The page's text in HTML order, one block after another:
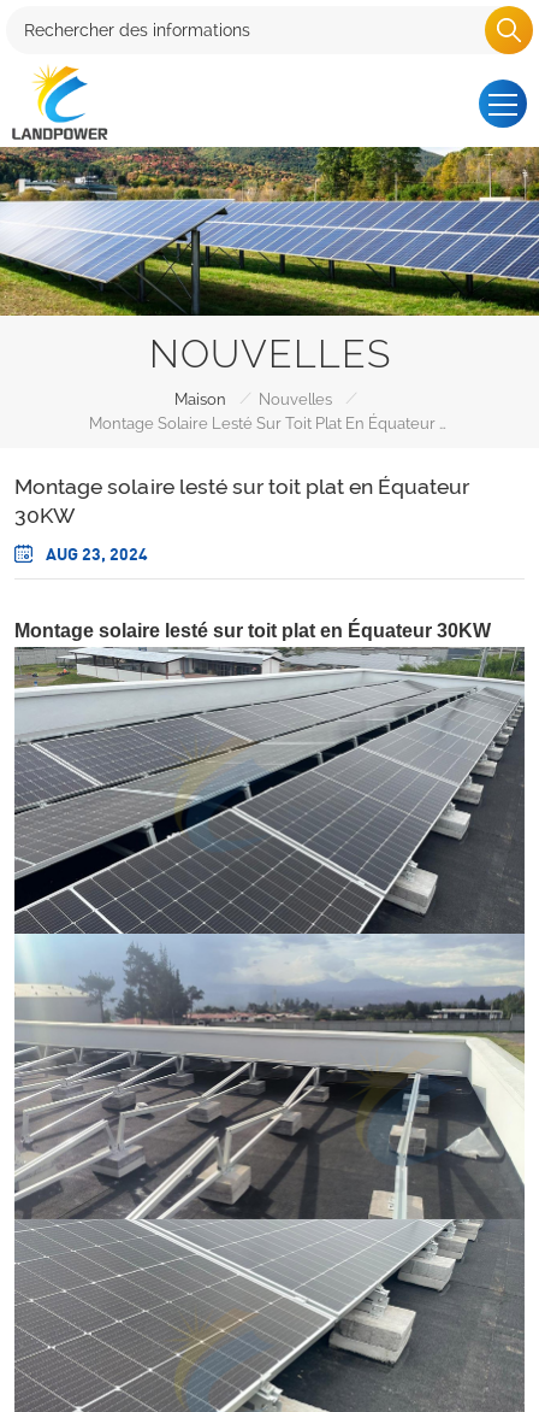
NOUVELLES
Maison / Nouvelles
/
Montage solaire lesté sur toit plat en Équateur
30KW
AUG 23, 2024
Montage solaire lesté sur toit plat en Équateur 30KW